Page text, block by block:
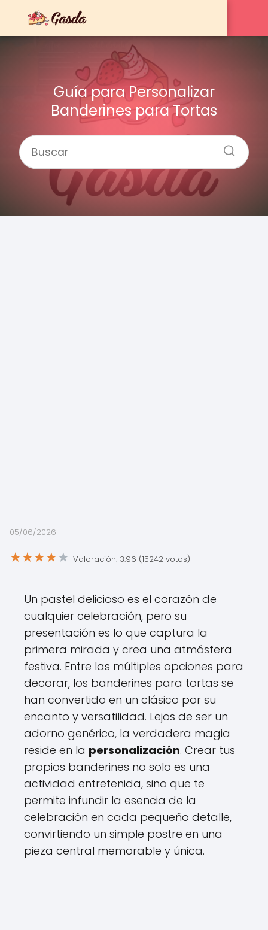
Guía para Personalizar
Banderines para Tortas
05/06/2026
★★★★★ Valoración: 3.96 (15242 votos)
Un pastel delicioso es el corazón de
cualquier celebración, pero su
presentación es lo que captura la
primera mirada y crea una atmósfera
festiva. Entre las múltiples opciones para
decorar, los banderines para tortas se
han convertido en un clásico por su
encanto y versatilidad. Lejos de ser un
adorno genérico, la verdadera magia
reside en la personalización. Crear tus
propios banderines no solo es una
actividad entretenida, sino que te
permite infundir la esencia de la
celebración en cada pequeño detalle,
convirtiendo un simple postre en una
pieza central memorable y única.